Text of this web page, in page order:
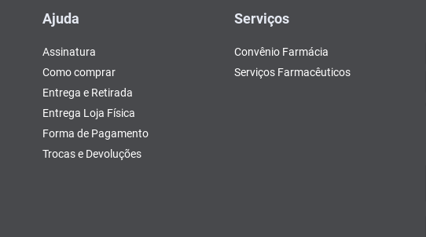
Ajuda
Assinatura
Como comprar
Entrega e Retirada
Entrega Loja Física
Forma de Pagamento
Trocas e Devoluções
Serviços
Convênio Farmácia
Serviços Farmacêuticos